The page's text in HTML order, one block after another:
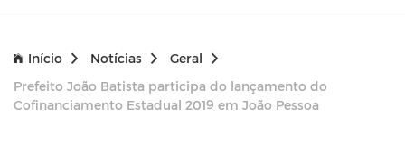
Início Notícias
Geral
Prefeito João Batista participa do lançamento do
Cofinanciamento Estadual 2019 em João Pessoa